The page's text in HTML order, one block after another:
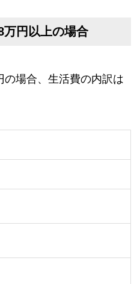
万円以上の場合
場合、生活費の内訳は